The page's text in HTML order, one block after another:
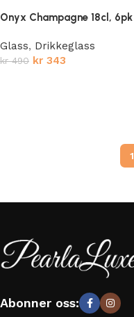
Onyx Champagne 18cl, 6pk
Glass, Drikkeglass
kr490 kr 343
1
Abonner oss: